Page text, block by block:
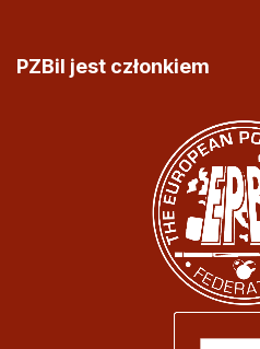
PZBil jest członkiem